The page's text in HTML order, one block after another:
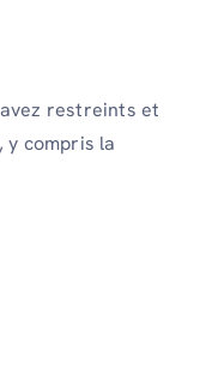
restreints et
compris la